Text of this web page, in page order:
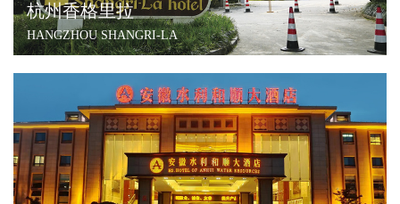
杭州香格里拉
HANGZHOU SHANGRI-LA